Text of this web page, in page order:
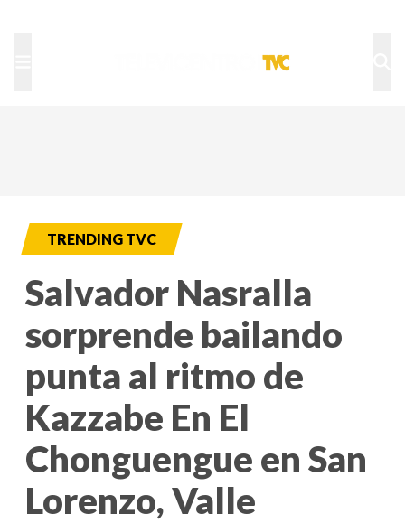
TRENDING TVC
Salvador Nasralla
sorprende bailando
punta al ritmo de
Kazzabe En El
Chonguengue en San
Lorenzo, Valle